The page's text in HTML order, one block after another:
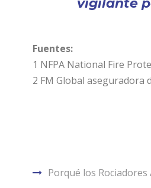
vigilante
Fuentes:
1 NFPA National Fire
2 FM Global aseguradora
Porqué los